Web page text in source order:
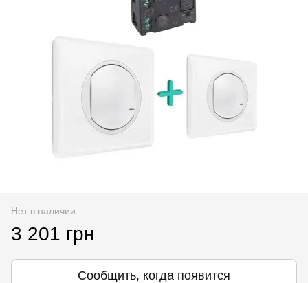
Нет в наличии
3 201 грн
Сообщить, когда появится